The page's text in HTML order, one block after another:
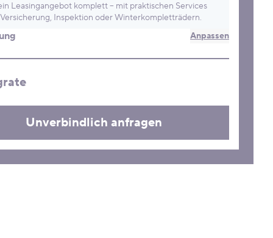
Leasingangebot komplett – mit praktischen Services
Inspektion oder Winterkompletträdern.
Anpassen
Unverbindlich anfragen